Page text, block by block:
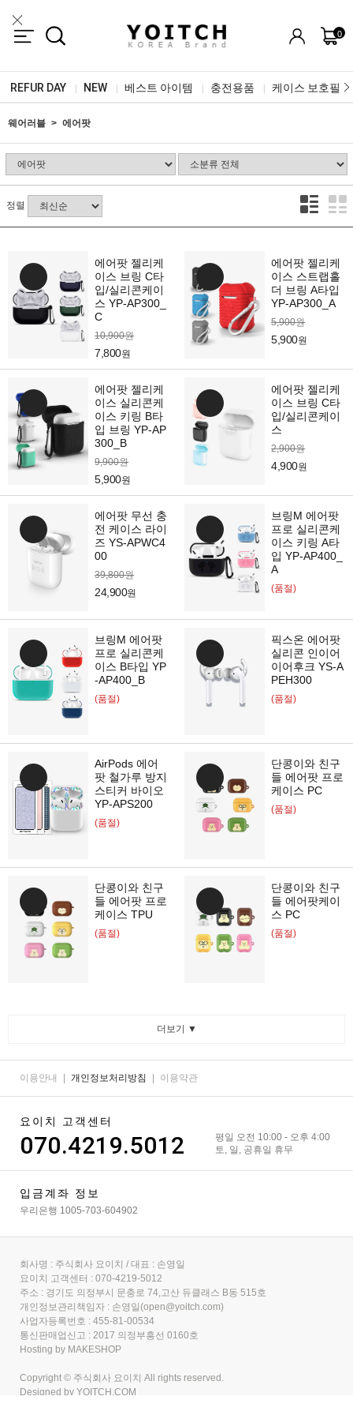
0
REFUR DAY NEW 베스트 아이템 충전용품 케이스 보호필름
웨어러블 에어팟
정렬
에어팟 젤리케
이스 브링 C타
입/실리콘케이
스 YP-AP300_
C
10,900원
7,800원
에어팟 젤리케
이스 스트랩홀
더 브링 A타입
YP-AP300_A
5,900원
5,900원
에어팟 젤리케
이스 실리콘케
이스 키링 B타
입 브링 YP-AP
300_B
9,900원
5,900원
에어팟 젤리케
이스 브링 C타
입/실리콘케이
스
2,900원
4,900원
에어팟 무선 충
전 케이스 라이
즈 YS-APWC4
00
39,800원
24,900원
브링M 에어팟
프로 실리콘케
이스 키링 A타
입 YP-AP400_
A
(품절)
브링M 에어팟
프로 실리콘케
이스 B타입 YP
-AP400_B
(품절)
픽스온 에어팟
실리콘 인이어
이어후크 YS-A
PEH300
(품절)
AirPods 에어
팟 철가루 방지
스티커 바이오
YP-APS200
(품절)
단콩이와 친구
들 에어팟 프로
케이스 PC
(품절)
단콩이와 친구
들 에어팟 프로
케이스 TPU
(품절)
단콩이와 친구
들 에어팟케이
스 PC
(품절)
더보기 ▼
이용안내 개인정보처리방침 이용약관
요이치 고객센터
070.4219.5012
평일 오전 10:00 - 오후 4:00
토, 일, 공휴일 휴무
입금계좌 정보
우리은행 1005-703-604902
회사명 : 주식회사 요이치 / 대표 : 손영일
요이치 고객센터 : 070-4219-5012
주소 : 경기도 의정부시 문충로 74,고산 듀클래스 B동 515호
개인정보관리책임자 : 손영일(open@yoitch.com)
사업자등록번호 : 455-81-00534
통신판매업신고 : 2017 의정부흥선 0160호
Hosting by MAKESHOP
Copyright © 주식회사 요이치 All rights reserved.
Designed by YOITCH.COM